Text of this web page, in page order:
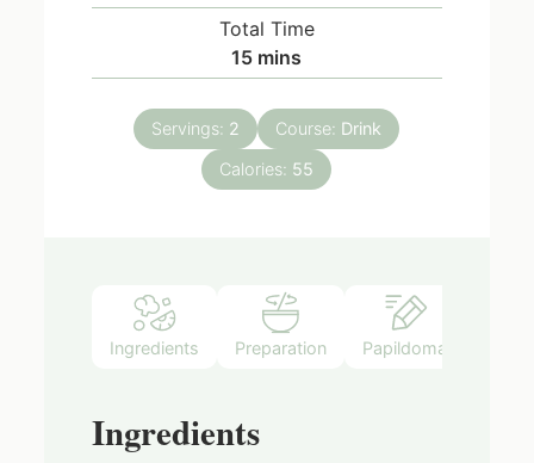
Total Time
15 mins
Servings: 2 Course: Drink
Calories: 55
Ingredients Preparation Papildomai
Ingredients